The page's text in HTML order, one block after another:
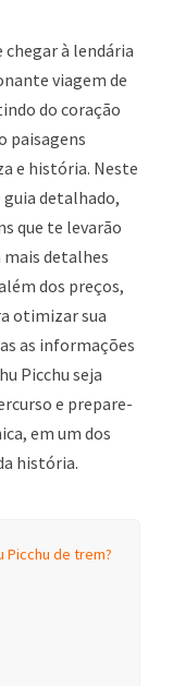
chegar à lendária
viagem de
do coração
paisagens
e história. Neste
detalhado,
que te levarão
mais detalhes
dos preços,
otimizar sua
as informações
Picchu seja
e prepare-
em um dos
história.
Picchu de trem?